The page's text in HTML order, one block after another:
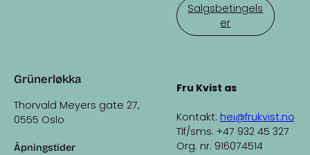
Grünerløkka
Thorvald Meyers gate 27,
0555 Oslo
Åpningstider
Salgsbetingels
er
Fru Kvist as
Kontakt: hei@frukvist.no
Tlf/sms: +47 932 45 327
Org. nr. 916074514